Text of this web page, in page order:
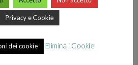
5-C
Privacy e Cookie
dei cookie Elimina i Cookie